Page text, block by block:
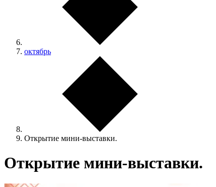
октябрь
Открытие мини-выставки.
Открытие мини-выставки.